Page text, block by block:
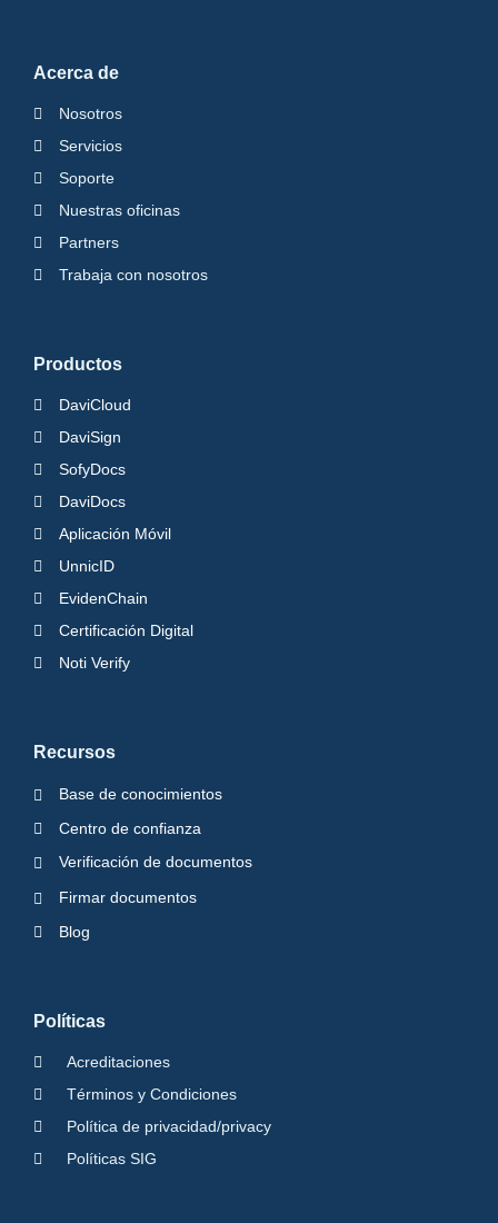
Acerca de
Nosotros
Servicios
Soporte
Nuestras oficinas
Partners
Trabaja con nosotros
Productos
DaviCloud
DaviSign
SofyDocs
DaviDocs
Aplicación Móvil
UnnicID
EvidenChain
Certificación Digital
Noti Verify
Recursos
Base de conocimientos
Centro de confianza
Verificación de documentos
Firmar documentos
Blog
Políticas
Acreditaciones
Términos y Condiciones
Política de privacidad/privacy
Políticas SIG